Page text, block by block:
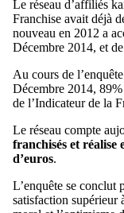
Le réseau d’affiliés
Franchise avait déjà
nouveau en 2012 a
Décembre 2014, et
Au cours de
Décembre 2014,
de l’Indicateur de la
Le réseau compte
franchisés et réalise
d’euros.
L’enquête se conclut
satisfaction supérieur